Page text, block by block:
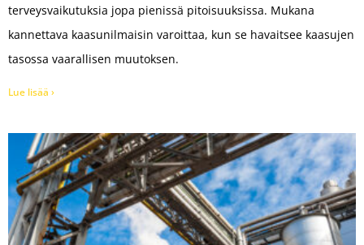
terveysvaikutuksia jopa pienissä pitoisuuksissa. Mukana
kannettava kaasunilmaisin varoittaa, kun se havaitsee kaasujen
tasossa vaarallisen muutoksen.
Lue lisää ›